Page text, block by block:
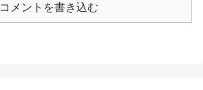
コメントを書き込む